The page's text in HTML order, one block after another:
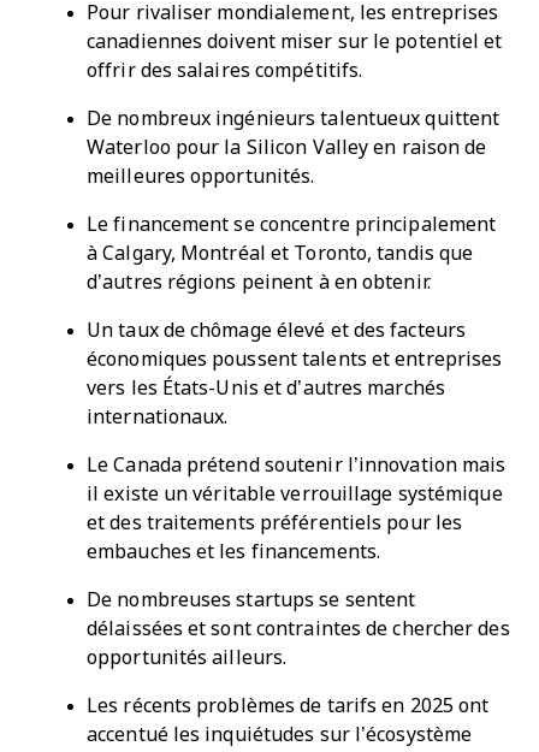
Pour rivaliser mondialement, les entreprises
canadiennes doivent miser sur le potentiel et
offrir des salaires compétitifs.
De nombreux ingénieurs talentueux quittent
Waterloo pour la Silicon Valley en raison de
meilleures opportunités.
Le financement se concentre principalement
à Calgary, Montréal et Toronto, tandis que
d’autres régions peinent à en obtenir.
Un taux de chômage élevé et des facteurs
économiques poussent talents et entreprises
vers les États-Unis et d’autres marchés
internationaux.
Le Canada prétend soutenir l’innovation mais
il existe un véritable verrouillage systémique
et des traitements préférentiels pour les
embauches et les financements.
De nombreuses startups se sentent
délaissées et sont contraintes de chercher des
opportunités ailleurs.
Les récents problèmes de tarifs en 2025 ont
accentué les inquiétudes sur l’écosystème